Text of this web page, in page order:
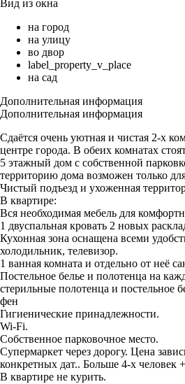
Вид из окна
на город
на улицу
во двор
label_property_v_place
на сад
Дополнительная информация
Дополнительная информация
Сдаётся очень уютная и чистая 2-х
центре города. В обеих комнатах
5 этажный дом с собственной
территорию дома возможен только
Чистый подъезд и ухоженная
В квартире:
Вся необходимая мебель для
1 двуспальная кровать 2 новых
Кухонная зона оснащена всеми
холодильник, телевизор.
1 ванная комната и отдельно от неё
Постельное белье и полотенца на
стерильные полотенца и постельное
фен
Гигиенические принадлежности.
Wi-Fi.
Собственное парковочное место.
Супермаркет через дорогу. Цена
конкретных дат.. Больше 4-х человек
В квартире не курить.